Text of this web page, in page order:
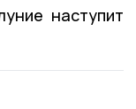
наступит